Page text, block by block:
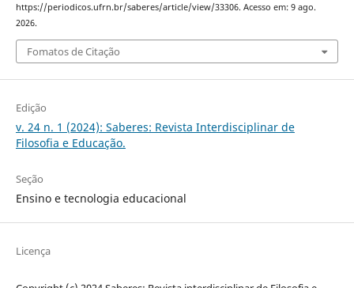
https://periodicos.ufrn.br/saberes/article/view/33306. Acesso em: 9 ago.
2026.
Fomatos de Citação
Edição
v. 24 n. 1 (2024): Saberes: Revista Interdisciplinar de
Filosofia e Educação.
Seção
Ensino e tecnologia educacional
Licença